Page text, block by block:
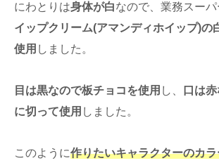
にわとりは身体が白なので、業務スー
イップクリーム(アマンディホイップ)の
使用 しました。
目は黒なので板チョコを使用 し、
口は
に切って使用 しました。
このように作りたいキャラクターのカ